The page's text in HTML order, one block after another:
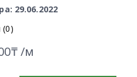
29.06.2022
/м